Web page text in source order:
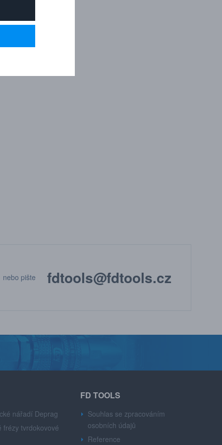
nebo pište fdtools@fdtools.cz
nářadí Deprag
frézy tvrdokovové
FD TOOLS
Souhlas se zpracováním
osobních údajů
Reference